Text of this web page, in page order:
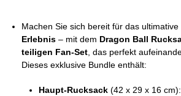
Machen Sie sich bereit für das ultimative
Erlebnis – mit dem Dragon Ball
teiligen Fan-Set , das perfekt
Dieses exklusive Bundle enthält:
Haupt-Rucksack (42 x 29 x 16